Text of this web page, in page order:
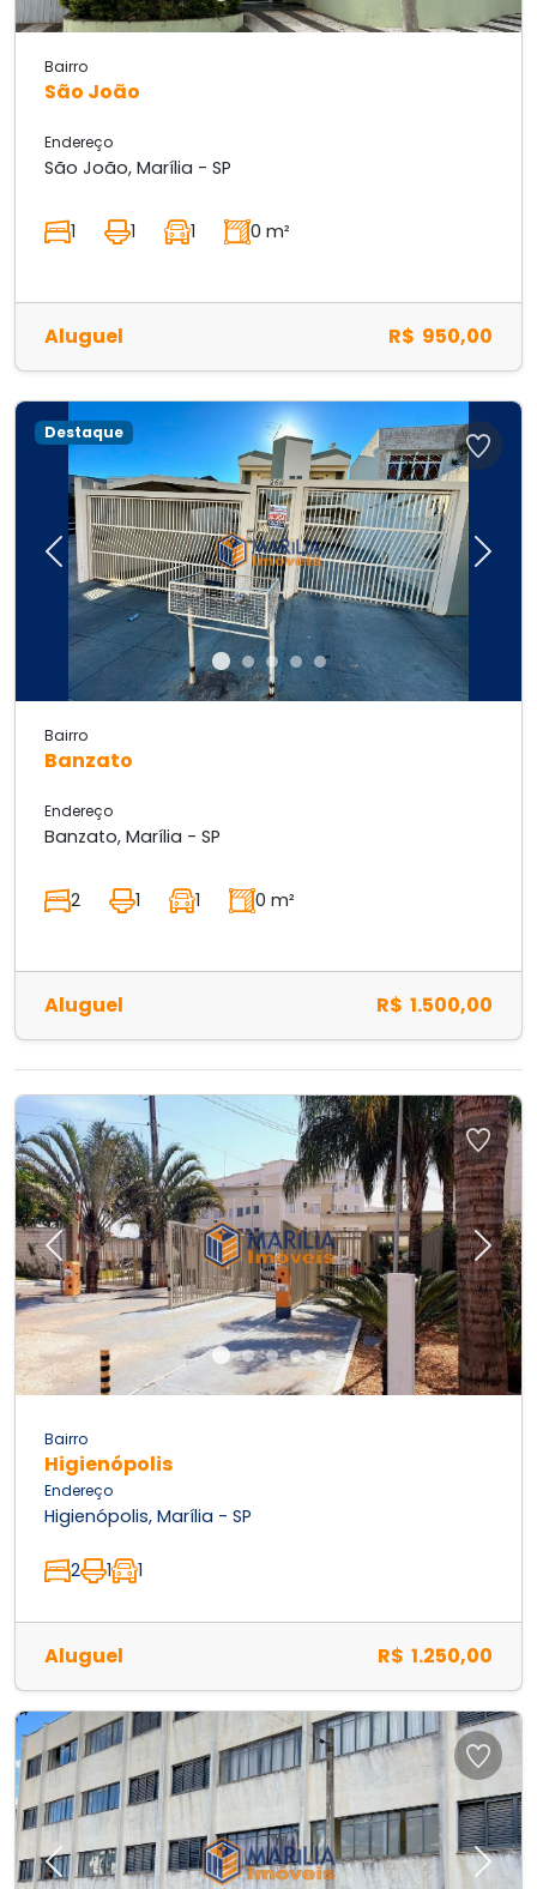
Bairro
São João
Endereço
São João, Marília - SP
1 1 1 0 m²
Aluguel R$ 950,00
Previous Next
Destaque
Bairro
Banzato
Endereço
Banzato, Marília - SP
2 1 1 0 m²
Aluguel R$ 1.500,00
Previous Next
Bairro
Higienópolis
Endereço
Higienópolis, Marília - SP
2 1 1
Aluguel R$ 1.250,00
Previous Next